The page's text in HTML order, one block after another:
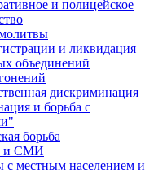
и полицейское
и ликвидация
объединений
дискриминация
и борьба с
борьба
и СМИ
с местным населением и